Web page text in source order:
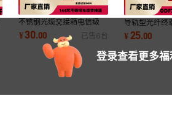
不锈钢光缆交接箱电信级
144芯288芯576芯1152
芯SC/FC光交箱托盘
¥30.00 已售 6 台
导轨型光纤终
架式SC双工
光缆终端盒
¥ 25.00
登录查看更多福